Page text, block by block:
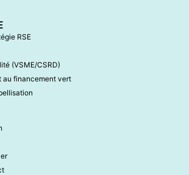
RSE
(VSME/CSRD)
au financement vert